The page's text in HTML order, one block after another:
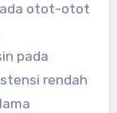
otot-otot
pada
rendah